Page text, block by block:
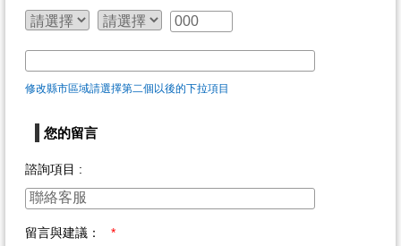
修改縣市區域請選擇第二個以後的下拉項目
您的留言
諮詢項目 :
留言與建議： *